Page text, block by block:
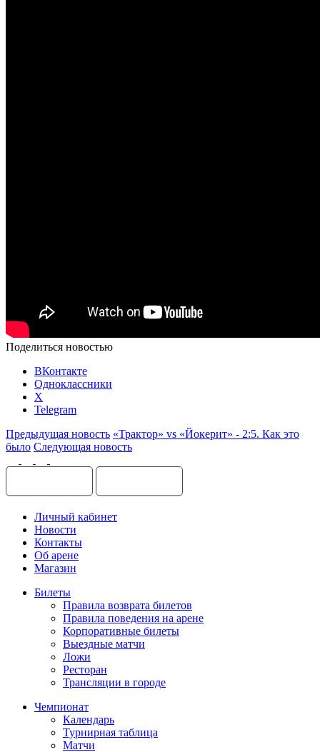
Поделиться новостью
ВКонтакте
Одноклассники
X
Telegram
Предыдущая новость «Трактор» vs «Йокерит» - 2:5. Как это
было Следующая новость
Личный кабинет
Новости
Контакты
Об арене
Магазин
Билеты
Правила возврата билетов
Правила поведения на арене
Корпоративные билеты
Выездные матчи
Ложи
Ресторан
Трансляции в городе
Чемпионат
Календарь
Турнирная таблица
Матчи